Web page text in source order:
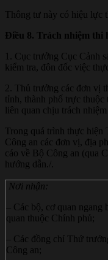
Thông tư này có hiệu lực
Điều 8. Trách nhiệm thi
1. Cục trưởng Cục Cảnh
kiểm tra, đôn đốc việc
2. Thủ trưởng các đơn vị
tỉnh, thành phố trực thuộc
liên quan chịu trách
Trong quá trình thực
Công an các đơn vị, địa
cáo về Bộ Công an (qua
hướng dẫn./.
Nơi nhận:
– Các bộ, cơ quan ngang
quan thuộc Chính phủ;
– Các đồng chí Thứ
Công an;